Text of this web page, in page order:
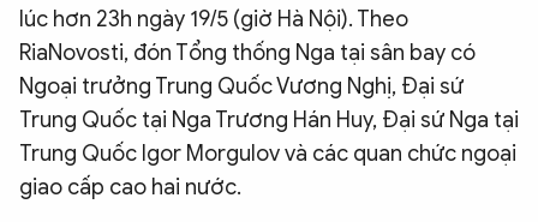
QUỐC TẾ
VĂN HÓA - THỂ THAO
BẠN ĐỌC & CAND
lúc hơn 23h ngày 19/5 (giờ Hà Nội). Theo
RiaNovosti, đón Tổng thống Nga tại sân bay có
Ngoại trưởng Trung Quốc Vương Nghị, Đại sứ
Trung Quốc tại Nga Trương Hán Huy, Đại sứ Nga tại
Trung Quốc Igor Morgulov và các quan chức ngoại
giao cấp cao hai nước.